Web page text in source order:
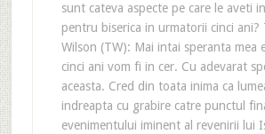
sunt cateva aspecte pe care le aveti
pentru biserica in urmatorii cinci ani?
Wilson (TW): Mai intai speranta mea
cinci ani vom fi in cer. Cu adevarat
aceasta. Cred din toata inima ca
indreapta cu grabire catre punctul
evenimentului iminent al revenirii lui